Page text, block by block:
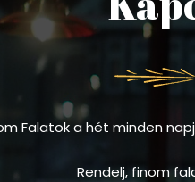
Falatok a hét minden
Rendelj, finom